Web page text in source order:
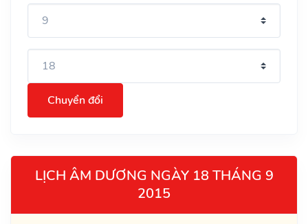
Chuyển đổi
LỊCH ÂM DƯƠNG NGÀY 18 THÁNG 9
2015